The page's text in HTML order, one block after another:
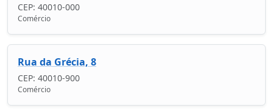
CEP: 40010-000
Comércio
Rua da Grécia, 8
CEP: 40010-900
Comércio